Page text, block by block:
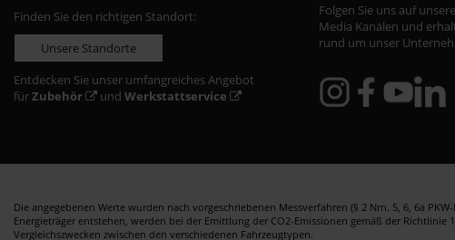
Finden Sie den richtigen Standort:
Unsere Standorte
Entdecken Sie unser umfangreiches Angebot
fürZubehör und Werkstattservice
Folgen Sie uns auf
Media Kanälen und
rund um unser
Die angegebenen Werte wurden nach vorgeschriebenen Messverfahren (§ 2 Nrn. 5, 6, 6a
Energieträger entstehen, werden bei der Emittlung der CO2-Emissionen gemäß der
Vergleichszwecken zwischen den verschiedenen Fahrzeugtypen.